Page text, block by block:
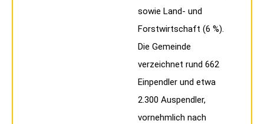
sowie Land- und
Forstwirtschaft (6 %).
Die Gemeinde
verzeichnet rund 662
Einpendler und etwa
2.300 Auspendler,
vornehmlich nach